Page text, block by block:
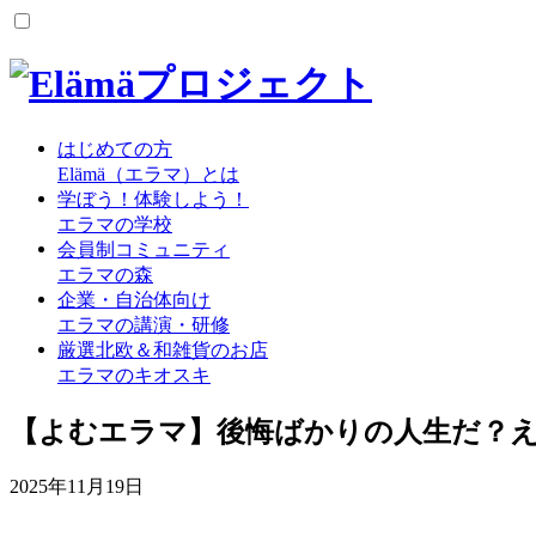
はじめての方
Elämä（エラマ）とは
学ぼう！体験しよう！
エラマの学校
会員制コミュニティ
エラマの森
企業・自治体向け
エラマの講演・研修
厳選北欧＆和雑貨のお店
エラマのキオスキ
【よむエラマ】後悔ばかりの人生だ？
2025年11月19日